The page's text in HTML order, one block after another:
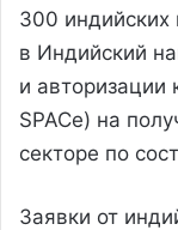
300 индийских
в Индийский
и авторизации
SPACe) на
секторе по
Заявки от